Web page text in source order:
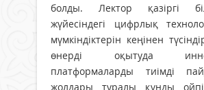
болды. Лектор қазіргі
жүйесіндегі цифрлық
мүмкіндіктерін кеңінен
өнерді оқытуда
платформаларды тиімді
жолдары туралы құнды